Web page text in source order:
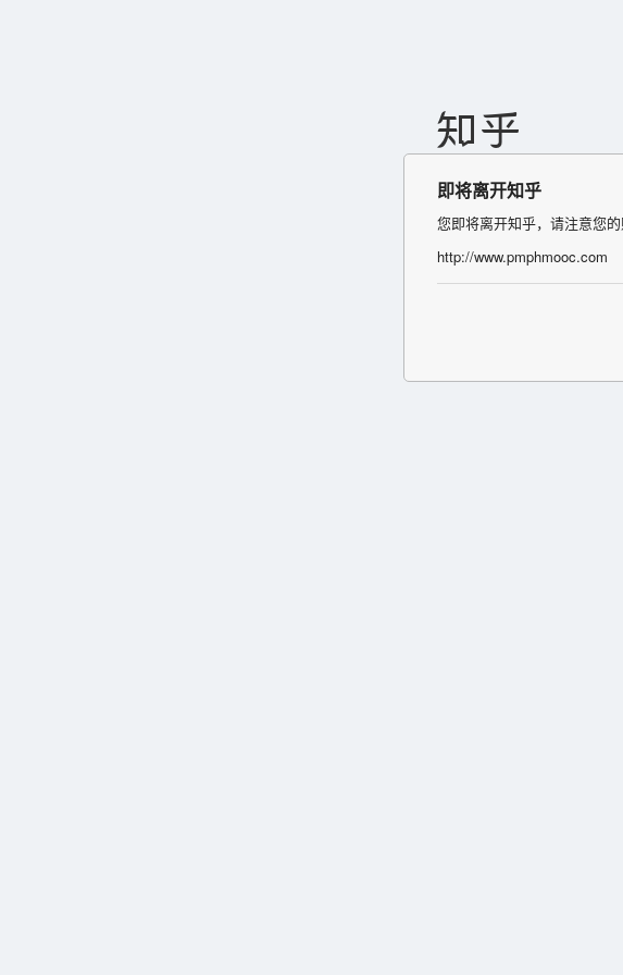
即将离开知乎
您即将离开知乎，请注意您的
http://www.pmphmooc.com